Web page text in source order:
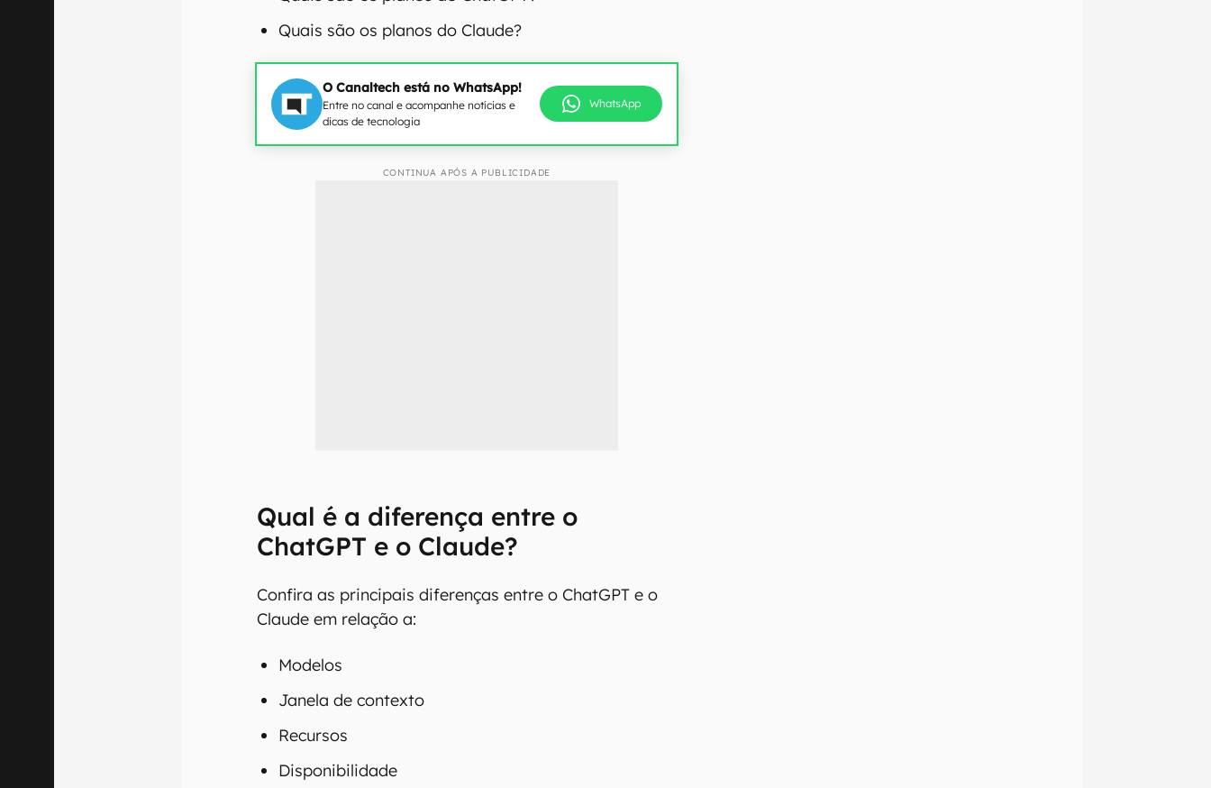
Quais são os planos do Claude?
O Canaltech está no WhatsApp!
Entre no canal e acompanhe notícias e
dicas de tecnologia
WhatsApp
CONTINUA APÓS A PUBLICIDADE
Qual é a diferença entre o
ChatGPT e o Claude?
Confira as principais diferenças entre o ChatGPT e o
Claude em relação a:
Modelos
Janela de contexto
Recursos
Disponibilidade